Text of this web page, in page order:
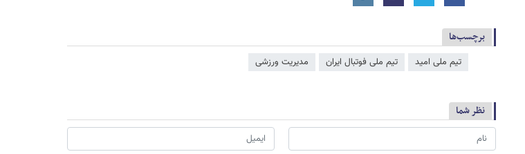
برچسب‌ها
تیم ملی امید تیم ملی فوتبال ایران مدیریت ورزشی
نظر شما